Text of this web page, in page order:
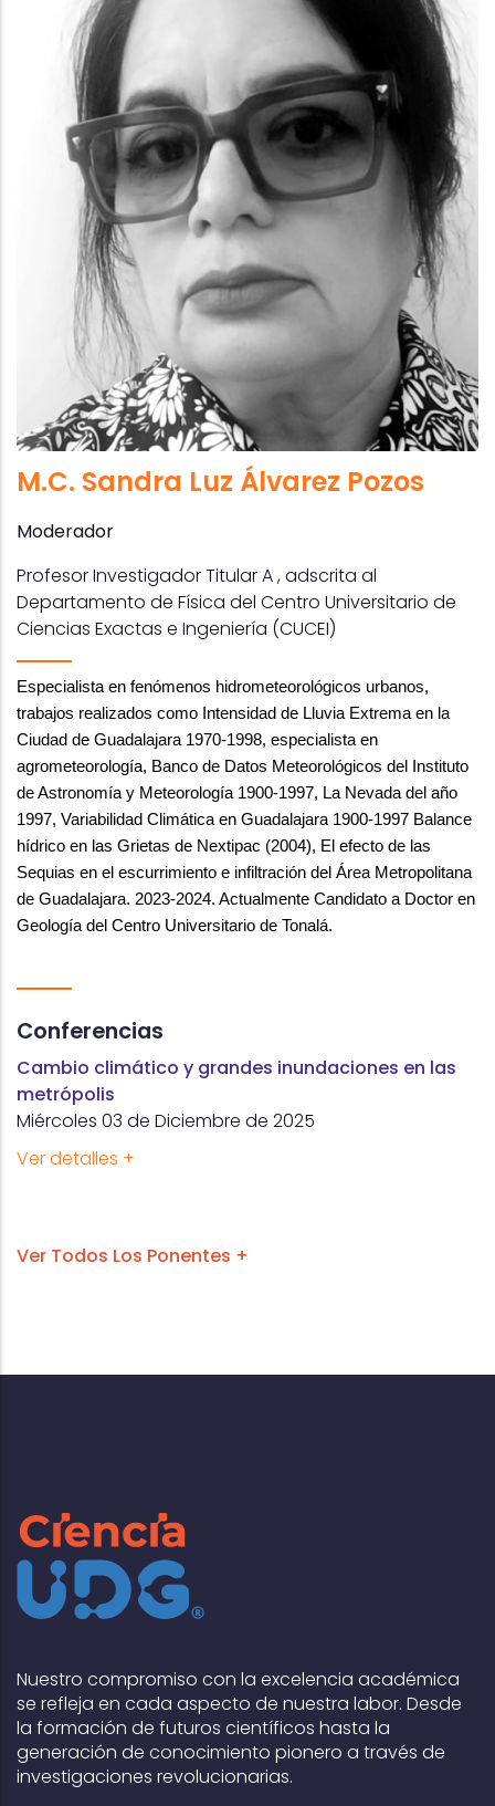
M.C. Sandra Luz Álvarez Pozos
Moderador
Profesor Investigador Titular A , adscrita al
Departamento de Física del Centro Universitario de
Ciencias Exactas e Ingeniería (CUCEI)
Especialista en fenómenos hidrometeorológicos urbanos,
trabajos realizados como Intensidad de Lluvia Extrema en la
Ciudad de Guadalajara 1970-1998, especialista en
agrometeorología, Banco de Datos Meteorológicos del Instituto
de Astronomía y Meteorología 1900-1997, La Nevada del año
1997, Variabilidad Climática en Guadalajara 1900-1997 Balance
hídrico en las Grietas de Nextipac (2004), El efecto de las
Sequias en el escurrimiento e infiltración del Área Metropolitana
de Guadalajara. 2023-2024. Actualmente Candidato a Doctor en
Geología del Centro Universitario de Tonalá.
Conferencias
Cambio climático y grandes inundaciones en las
metrópolis
Miércoles 03 de Diciembre de 2025
Ver detalles +
Ver Todos Los Ponentes +
Nuestro compromiso con la excelencia académica
se refleja en cada aspecto de nuestra labor. Desde
la formación de futuros científicos hasta la
generación de conocimiento pionero a través de
investigaciones revolucionarias.